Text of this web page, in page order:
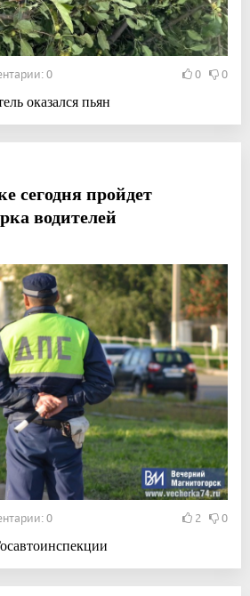
0 0 0
оказался пьян
сегодня пройдет
водителей
0 2 0